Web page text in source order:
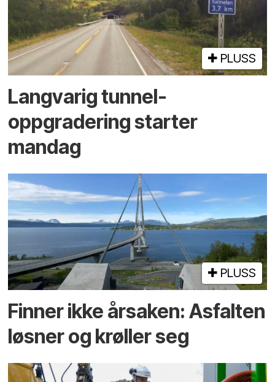
PLUSS
Langvarig tunnel­
oppgradering starter
mandag
PLUSS
Finner ikke årsaken: Asfalten
løsner og krøller seg